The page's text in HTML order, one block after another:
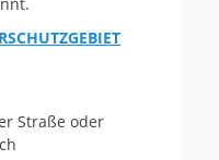
Straße oder